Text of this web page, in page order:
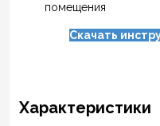
помещения
Скачать
Характеристики